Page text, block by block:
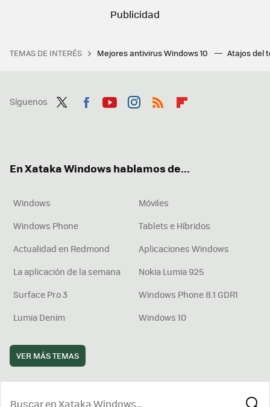
TEMAS DE INTERÉS Mejores antivirus Windows 10 Atajos del
Síguenos
En Xataka Windows hablamos de...
Windows
Móviles
Windows Phone
Tablets e Híbridos
Actualidad en Redmond
Aplicaciones Windows
La aplicación de la semana
Nokia Lumia 925
Surface Pro 3
Windows Phone 8.1 GDR1
Lumia Denim
Windows 10
VER MÁS TEMAS